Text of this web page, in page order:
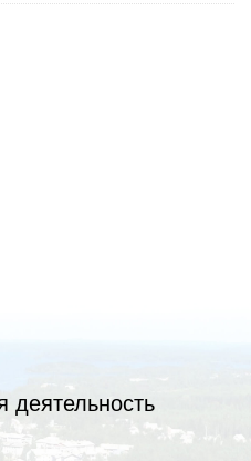
деятельность